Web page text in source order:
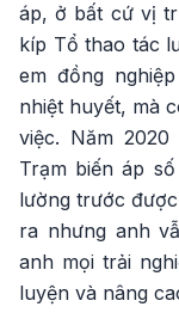
áp, ở bất cứ vị
kíp Tổ thao tác
em đồng
nhiệt huyết, mà
việc. Năm
Trạm biến áp
lường trước
ra nhưng anh
anh mọi trải
luyện và nâng